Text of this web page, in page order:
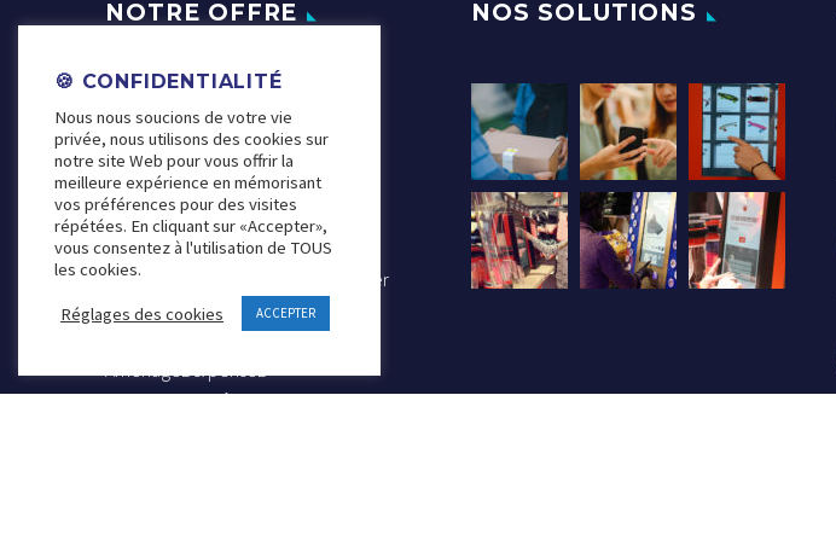
NOTRE OFFRE
Vendez au delà de vos limites
PUSHEEZE ◢
Le bouton qui va faire décoller vos
ventes
PHYGITAL ACADEMY ◢
Comprendre, apprendre & maîtriser
le commerce phygital
Aménagez & pensez
vos espaces grâce au phygital
NOS SOLUTIONS
🍪 CONFIDENTIALITÉ
Nous nous soucions de votre vie
privée, nous utilisons des cookies sur
notre site Web pour vous offrir la
meilleure expérience en mémorisant
vos préférences pour des visites
répétées. En cliquant sur «Accepter»,
vous consentez à l'utilisation de TOUS
les cookies.
Réglages des cookies ACCEPTER